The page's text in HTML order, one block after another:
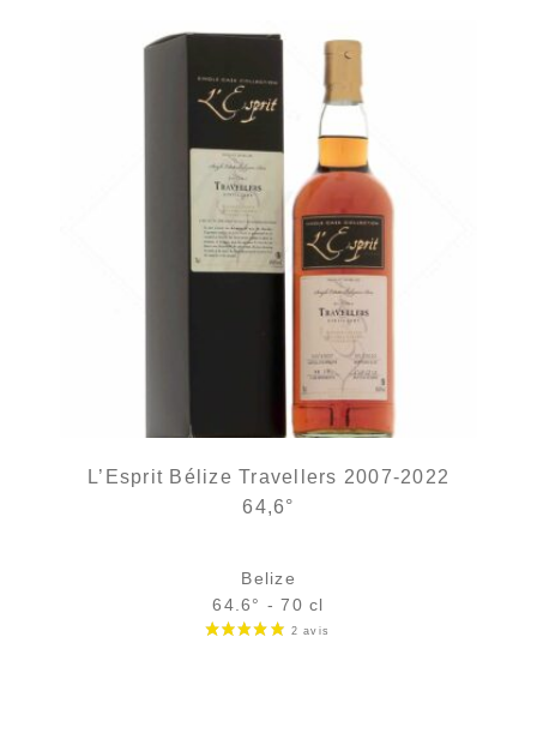
L’Esprit Bélize Travellers 2007-2022
64,6°
Belize
64.6° - 70 cl